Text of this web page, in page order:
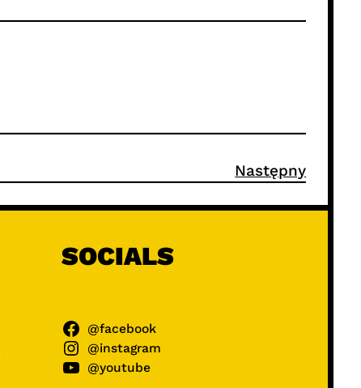
Następny
SOCIALS
@facebook
@instagram
@youtube